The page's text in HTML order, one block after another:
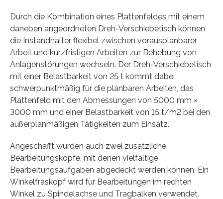
Durch die Kombination eines Plattenfeldes mit einem
daneben angeordneten Dreh-Verschiebetisch können
die Instandhalter flexibel zwischen vorausplanbarer
Arbeit und kurzfristigen Arbeiten zur Behebung von
Anlagenstörungen wechseln. Der Dreh-Verschiebetisch
mit einer Belastbarkeit von 25 t kommt dabei
schwerpunktmäßig für die planbaren Arbeiten, das
Plattenfeld mit den Abmessungen von 5000 mm ×
3000 mm und einer Belastbarkeit von 15 t/m2 bei den
außerplanmäßigen Tätigkeiten zum Einsatz.
Angeschafft wurden auch zwei zusätzliche
Bearbeitungsköpfe, mit denen vielfältige
Bearbeitungsaufgaben abgedeckt werden können. Ein
Winkelfräskopf wird für Bearbeitungen im rechten
Winkel zu Spindelachse und Tragbalken verwendet.